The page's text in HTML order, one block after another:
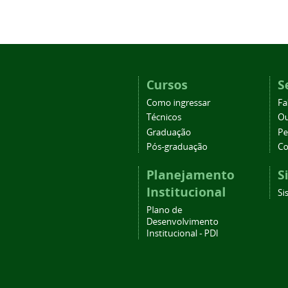
Cursos
Como ingressar
Técnicos
Graduação
Pós-graduação
Planejamento
Institucional
Plano de
Desenvolvimento
Institucional - PDI